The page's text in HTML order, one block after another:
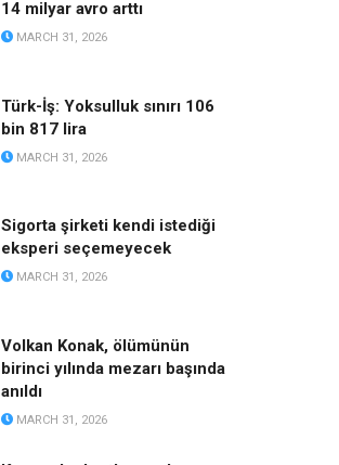
14 milyar avro arttı
MARCH 31, 2026
Türk-İş: Yoksulluk sınırı 106
bin 817 lira
MARCH 31, 2026
Sigorta şirketi kendi istediği
eksperi seçemeyecek
MARCH 31, 2026
Volkan Konak, ölümünün
birinci yılında mezarı başında
anıldı
MARCH 31, 2026